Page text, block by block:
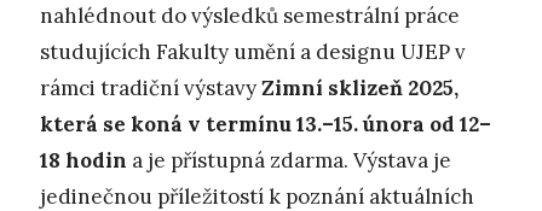
nahlédnout do výsledků semestrální práce
studujících Fakulty umění a designu UJEP v
rámci tradiční výstavyZimní sklizeň 2025,
která se koná v termínu 13.–15. února od 12–
18 hodin a je přístupná zdarma. Výstava je
jedinečnou příležitostí k poznání aktuálních